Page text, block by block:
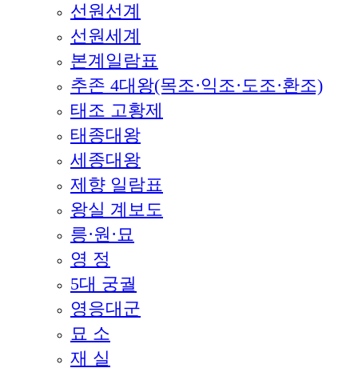
선원선계
선원세계
본계일람표
추존 4대왕(목조·익조·도조·환조)
태조 고황제
태종대왕
세종대왕
제향 일람표
왕실 계보도
릉·원·묘
영 정
5대 궁궐
영응대군
묘 소
재 실